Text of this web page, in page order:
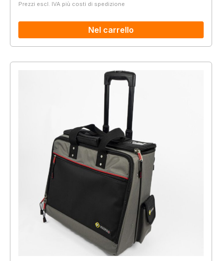
Prezzi escl. IVA più costi di spedizione
Nel carrello